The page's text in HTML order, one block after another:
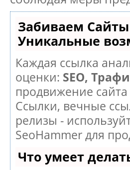
Забиваем
Уникальные
Каждая ссылка
оценки: SEO,
продвижение
Ссылки, вечные
релизы -
SeoHammer для
Что умеет